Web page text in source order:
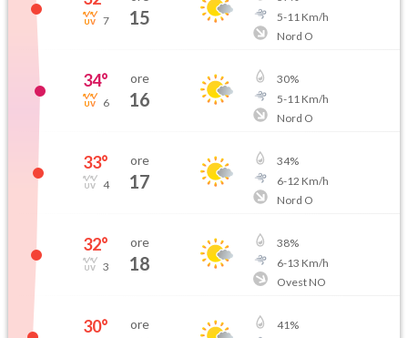
7 15
5-11 Km/h
Nord O
34°
6
ore
16
30%
5-11 Km/h
Nord O
33°
4
ore
17
34%
6-12 Km/h
Nord O
32°
3
ore
18
38%
6-13 Km/h
Ovest NO
30° ore 41%